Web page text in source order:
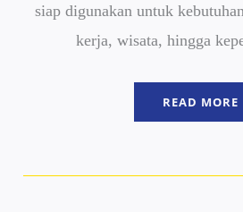
siap digunakan untuk
kerja, wisata, hingga
READ MORE